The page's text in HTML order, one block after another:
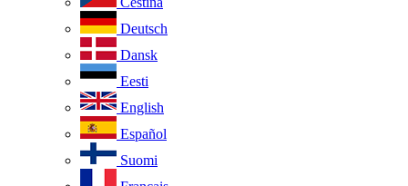
Deutsch
Dansk
Eesti
English
Español
Suomi